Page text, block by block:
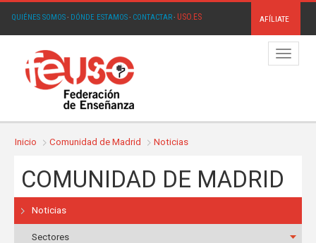
QUIÉNES SOMOS· DÓNDE ESTAMOS· CONTACTAR· USO.ES AFÍLIATE
Menú
Inicio Comunidad de Madrid Noticias
COMUNIDAD DE MADRID
Noticias
Sectores